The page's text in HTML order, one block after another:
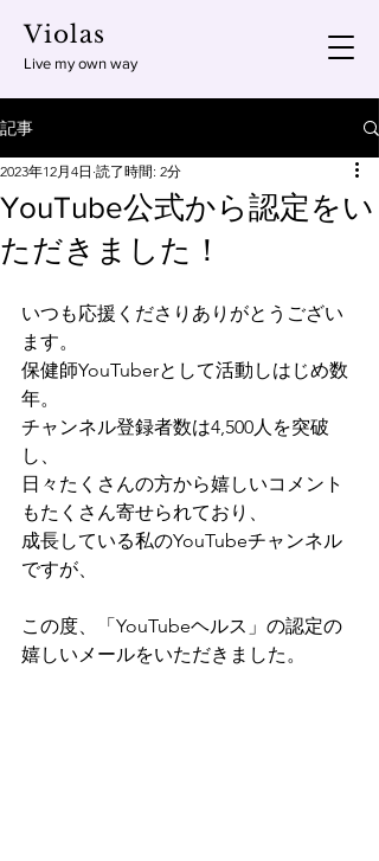
Violas
Live my own way
記事
YouTube公式から認定をい
ただきました！
2023年12月4日 読了時間: 2分
いつも応援くださりありがとうござい
ます。
保健師YouTuberとして活動しはじめ数
年。
チャンネル登録者数は4,500人を突破
し、
日々たくさんの方から嬉しいコメント
もたくさん寄せられており、
成長している私のYouTubeチャンネル
ですが、
この度、「YouTubeヘルス」の認定の
嬉しいメールをいただきました。